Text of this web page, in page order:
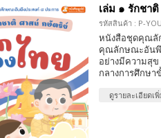
เล่ม ๑ รักชา
รหัสสินค้า : P-
หนังสือชุดคุณลั
คุณลักษณะอันพึ
อย่างมีความสุ
กลางการศึกษ
ดูรายละเอียดเ